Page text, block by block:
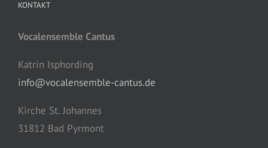
KONTAKT
Vocalensemble Cantus
Katrin Isphording
info@vocalensemble-cantus.de
Kirche St. Johannes
31812 Bad Pyrmont